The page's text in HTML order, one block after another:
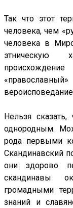
Так что этот
человека, чем
человека в
этническую
Нельзя
однородным.
рода первыми
Скандинавский
они здорово
скандинавы
громадными
знаний и